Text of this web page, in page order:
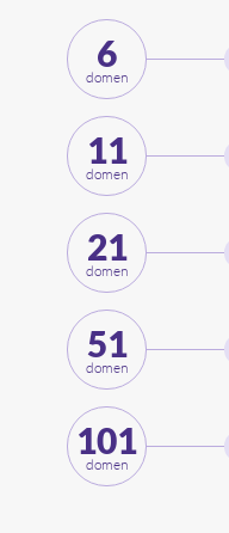
6
domen
11
domen
21
domen
51
domen
101
domen